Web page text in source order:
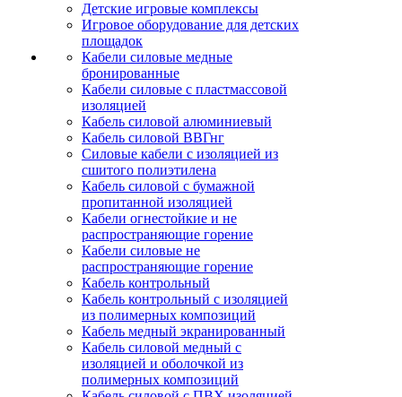
Детские игровые комплексы
Игровое оборудование для детских
площадок
Кабели силовые медные
бронированные
Кабели силовые с пластмассовой
изоляцией
Кабель силовой алюминиевый
Кабель силовой ВВГнг
Силовые кабели с изоляцией из
сшитого полиэтилена
Кабель силовой с бумажной
пропитанной изоляцией
Кабели огнестойкие и не
распространяющие горение
Кабели силовые не
распространяющие горение
Кабель контрольный
Кабель контрольный с изоляцией
из полимерных композиций
Кабель медный экранированный
Кабель силовой медный с
изоляцией и оболочкой из
полимерных композиций